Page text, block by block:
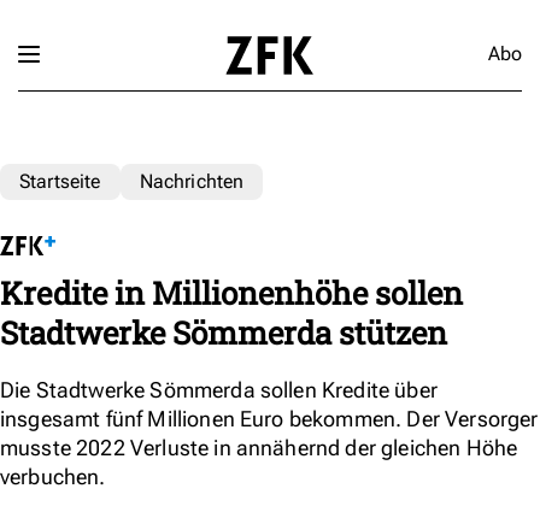
Abo
Startseite Nachrichten
Kredite in Millionenhöhe sollen
Stadtwerke Sömmerda stützen
Die Stadtwerke Sömmerda sollen Kredite über
insgesamt fünf Millionen Euro bekommen. Der Versorger
musste 2022 Verluste in annähernd der gleichen Höhe
verbuchen.